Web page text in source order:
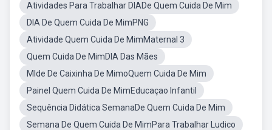
Atividades Para Trabalhar DIADe Quem Cuida De Mim
DIA De Quem Cuida De MimPNG
Atividade Quem Cuida De MimMaternal 3
Quem Cuida De MimDIA Das Mães
Mlde De Caixinha De MimoQuem Cuida De Mim
Painel Quem Cuida De MimEducaçao Infantil
Sequência Didática SemanaDe Quem Cuida De Mim
Semana De Quem Cuida De MimPara Trabalhar Ludico